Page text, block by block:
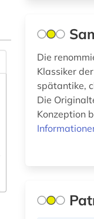
Die
Klassiker
spätantike,
Die
Konzeption